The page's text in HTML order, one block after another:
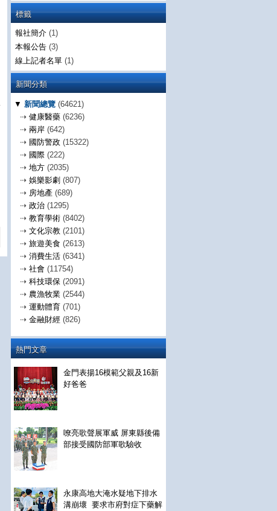
標籤
報社簡介 (1)
本報公告 (3)
線上記者名單 (1)
新聞分類
▼ 新聞總覽 (64621)
⇢ 健康醫藥 (6236)
⇢ 兩岸 (642)
⇢ 國防警政 (15322)
⇢ 國際 (222)
⇢ 地方 (2035)
⇢ 娛樂影劇 (807)
⇢ 房地產 (689)
⇢ 政治 (1295)
⇢ 教育學術 (8402)
⇢ 文化宗教 (2101)
⇢ 旅遊美食 (2613)
⇢ 消費生活 (6341)
⇢ 社會 (11754)
⇢ 科技環保 (2091)
⇢ 農漁牧業 (2544)
⇢ 運動體育 (701)
⇢ 金融財經 (826)
熱門文章
金門表揚16模範父親及16新
好爸爸
嘹亮歌聲展軍威 屏東縣後備
部接受國防部軍歌驗收
永康高地大淹水疑地下排水
溝崩壞 要求市府對症下藥解